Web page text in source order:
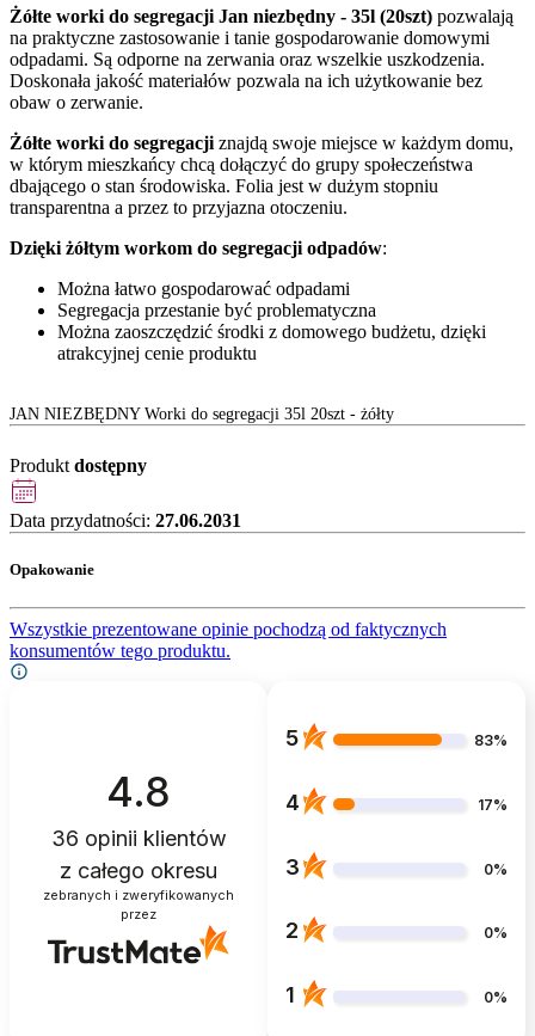
Żółte worki do segregacji Jan niezbędny - 35l (20szt) pozwalają
na praktyczne zastosowanie i tanie gospodarowanie domowymi
odpadami. Są odporne na zerwania oraz wszelkie uszkodzenia.
Doskonała jakość materiałów pozwala na ich użytkowanie bez
obaw o zerwanie.
Żółte worki do segregacji znajdą swoje miejsce w każdym domu,
w którym mieszkańcy chcą dołączyć do grupy społeczeństwa
dbającego o stan środowiska. Folia jest w dużym stopniu
transparentna a przez to przyjazna otoczeniu.
Dzięki żółtym workom do segregacji odpadów:
Można łatwo gospodarować odpadami
Segregacja przestanie być problematyczna
Można zaoszczędzić środki z domowego budżetu, dzięki
atrakcyjnej cenie produktu
JAN NIEZBĘDNY Worki do segregacji 35l 20szt - żółty
Produkt dostępny
Data przydatności: 27.06.2031
Opakowanie
Wszystkie prezentowane opinie pochodzą od faktycznych
konsumentów tego produktu.
4.8
36 opinii klientów
z całego okresu
zebranych i zweryfikowanych
przez
5 83%
4 17%
3 0%
2 0%
1 0%